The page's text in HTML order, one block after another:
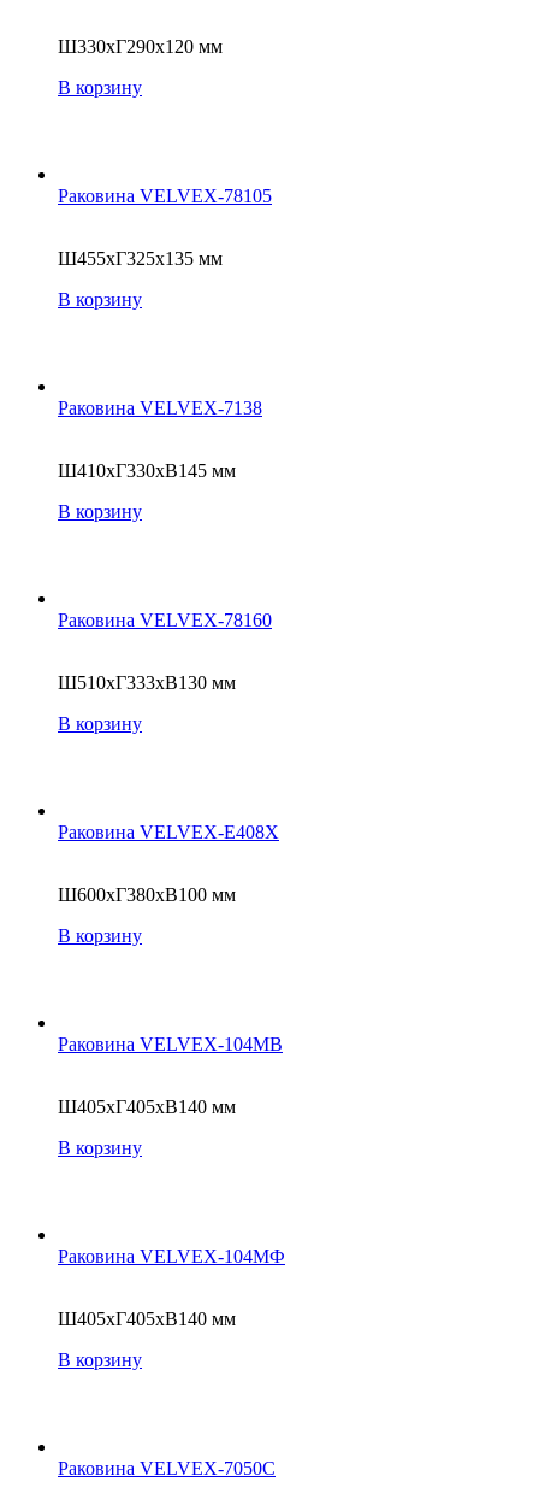
Ш330xГ290x120 мм
В корзину
Раковина VELVEX-78105
Ш455xГ325x135 мм
В корзину
Раковина VELVEX-7138
Ш410хГ330хВ145 мм
В корзину
Раковина VELVEX-78160
Ш510хГ333хВ130 мм
В корзину
Раковина VELVEX-E408X
Ш600хГ380хВ100 мм
В корзину
Раковина VELVEX-104MB
Ш405хГ405хВ140 мм
В корзину
Раковина VELVEX-104MФ
Ш405хГ405хВ140 мм
В корзину
Раковина VELVEX-7050C